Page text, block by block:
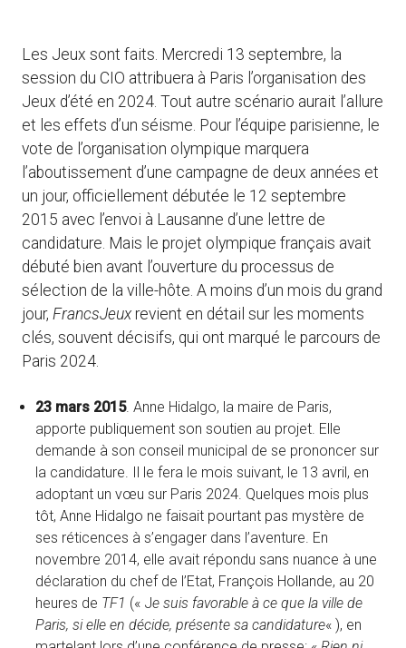
Les Jeux sont faits. Mercredi 13 septembre, la
session du CIO attribuera à Paris l’organisation des
Jeux d’été en 2024. Tout autre scénario aurait l’allure
et les effets d’un séisme. Pour l’équipe parisienne, le
vote de l’organisation olympique marquera
l’aboutissement d’une campagne de deux années et
un jour, officiellement débutée le 12 septembre
2015 avec l’envoi à Lausanne d’une lettre de
candidature. Mais le projet olympique français avait
débuté bien avant l’ouverture du processus de
sélection de la ville-hôte. A moins d’un mois du grand
jour, FrancsJeuxrevient en détail sur les moments
clés, souvent décisifs, qui ont marqué le parcours de
Paris 2024.
23 mars 2015. Anne Hidalgo, la maire de Paris,
apporte publiquement son soutien au projet. Elle
demande à son conseil municipal de se prononcer sur
la candidature. Il le fera le mois suivant, le 13 avril, en
adoptant un vœu sur Paris 2024. Quelques mois plus
tôt, Anne Hidalgo ne faisait pourtant pas mystère de
ses réticences à s’engager dans l’aventure. En
novembre 2014, elle avait répondu sans nuance à une
déclaration du chef de l’Etat, François Hollande, au 20
heures de TF1 (« Je suis favorable à ce que la ville de
Paris, si elle en décide, présente sa candidature« ), en